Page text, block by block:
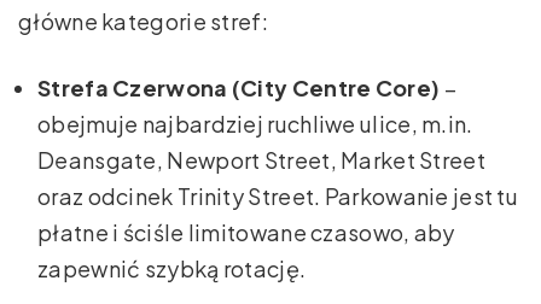
główne kategorie stref:
Strefa Czerwona (City Centre Core) –
obejmuje najbardziej ruchliwe ulice, m.in.
Deansgate, Newport Street, Market Street
oraz odcinek Trinity Street. Parkowanie jest tu
płatne i ściśle limitowane czasowo, aby
zapewnić szybką rotację.